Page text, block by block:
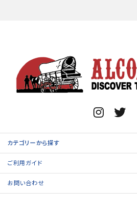
カテゴリーから探す
ご利用ガイド
お問い合わせ